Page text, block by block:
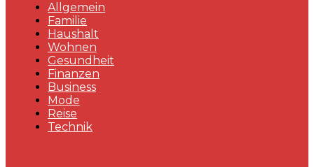
Allgemein
Familie
Haushalt
Wohnen
Gesundheit
Finanzen
Business
Mode
Reise
Technik